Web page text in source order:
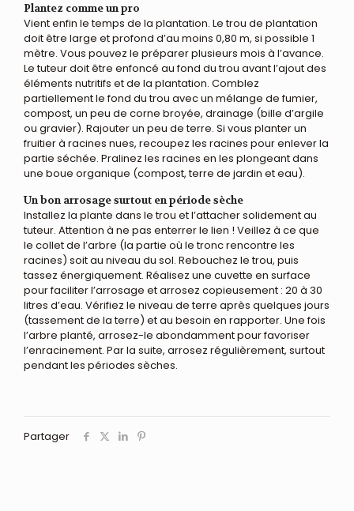
Plantez comme un pro
Vient enfin le temps de la plantation. Le trou de plantation
doit être large et profond d’au moins 0,80 m, si possible 1
mètre. Vous pouvez le préparer plusieurs mois à l’avance.
Le tuteur doit être enfoncé au fond du trou avant l’ajout des
éléments nutritifs et de la plantation. Comblez
partiellement le fond du trou avec un mélange de fumier,
compost, un peu de corne broyée, drainage (bille d’argile
ou gravier). Rajouter un peu de terre. Si vous planter un
fruitier à racines nues, recoupez les racines pour enlever la
partie séchée. Pralinez les racines en les plongeant dans
une boue organique (compost, terre de jardin et eau).
Un bon arrosage surtout en période sèche
Installez la plante dans le trou et l’attacher solidement au
tuteur. Attention à ne pas enterrer le lien ! Veillez à ce que
le collet de l’arbre (la partie où le tronc rencontre les
racines) soit au niveau du sol. Rebouchez le trou, puis
tassez énergiquement. Réalisez une cuvette en surface
pour faciliter l’arrosage et arrosez copieusement : 20 à 30
litres d’eau. Vérifiez le niveau de terre après quelques jours
(tassement de la terre) et au besoin en rapporter. Une fois
l’arbre planté, arrosez-le abondamment pour favoriser
l’enracinement. Par la suite, arrosez régulièrement, surtout
pendant les périodes sèches.
Partager